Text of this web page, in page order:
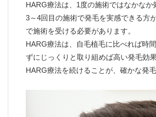
HARG療法は、1度の施術ではなかな
3～4回目の施術で発毛を実感できる方
で施術を受ける必要があります。
HARG療法は、自毛植毛に比べれば時
ずにじっくりと取り組めば高い発毛効
HARG療法を続けることが、確かな発